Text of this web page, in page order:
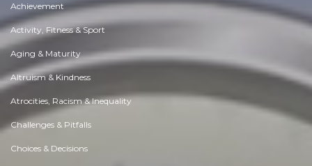
Achievement
Activity, Fitness & Sport
Aging & Maturity
Altruism & Kindness
Atrocities, Racism & Inequality
Challenges & Pitfalls
Choices & Decisions